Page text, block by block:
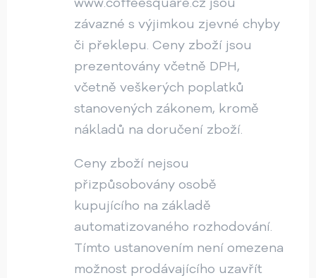
závazné s výjimkou zjevné chyby
či překlepu. Ceny zboží jsou
prezentovány včetně DPH,
včetně veškerých poplatků
stanovených zákonem, kromě
nákladů na doručení zboží.
Ceny zboží nejsou
přizpůsobovány osobě
kupujícího na základě
automatizovaného rozhodování.
Tímto ustanovením není omezena
možnost prodávajícího uzavřít